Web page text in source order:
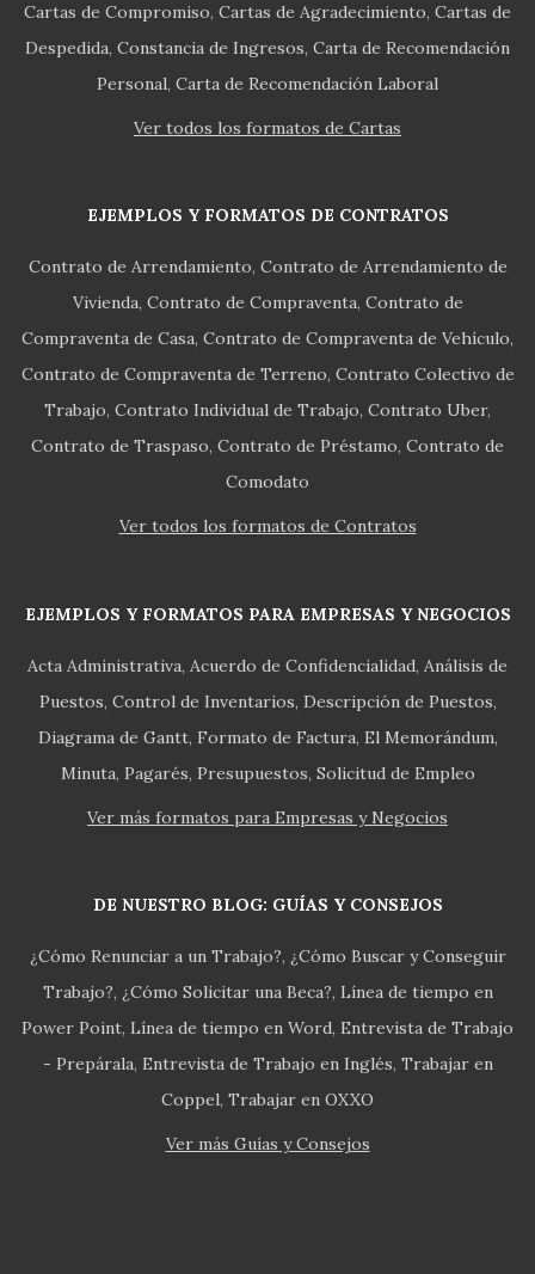
Cartas de Compromiso Cartas de Agradecimiento Cartas de
Despedida Constancia de Ingresos Carta de Recomendación
Personal Carta de Recomendación Laboral
Ver todos los formatos de Cartas
EJEMPLOS Y FORMATOS DE CONTRATOS
Contrato de Arrendamiento Contrato de Arrendamiento de
Vivienda Contrato de Compraventa Contrato de
Compraventa de Casa Contrato de Compraventa de Vehículo
Contrato de Compraventa de Terreno Contrato Colectivo de
Trabajo Contrato Individual de Trabajo Contrato Uber
Contrato de Traspaso Contrato de Préstamo Contrato de
Comodato
Ver todos los formatos de Contratos
EJEMPLOS Y FORMATOS PARA EMPRESAS Y NEGOCIOS
Acta Administrativa Acuerdo de Confidencialidad Análisis de
Puestos Control de Inventarios Descripción de Puestos
Diagrama de Gantt Formato de Factura El Memorándum
Minuta Pagarés Presupuestos Solicitud de Empleo
Ver más formatos para Empresas y Negocios
DE NUESTRO BLOG: GUÍAS Y CONSEJOS
¿Cómo Renunciar a un Trabajo? ¿Cómo Buscar y Conseguir
Trabajo? ¿Cómo Solicitar una Beca? Línea de tiempo en
Power Point Línea de tiempo en Word Entrevista de Trabajo
- Prepárala Entrevista de Trabajo en Inglés Trabajar en
Coppel Trabajar en OXXO
Ver más Guías y Consejos